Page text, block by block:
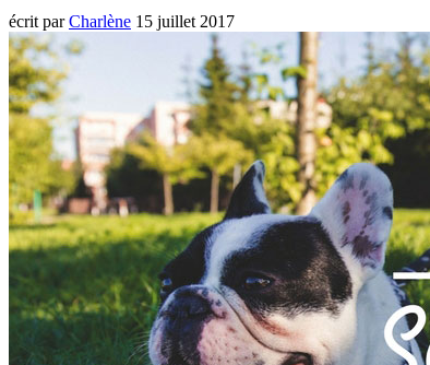
écrit parCharlène 15 juillet 2017